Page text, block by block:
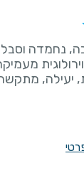
נחמדה
יעילה,